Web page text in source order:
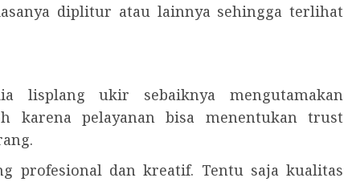
diplitur atau lainnya sehingga terlihat
lisplang ukir sebaiknya mengutamakan
karena pelayanan bisa menentukan trust
profesional dan kreatif. Tentu saja kualitas